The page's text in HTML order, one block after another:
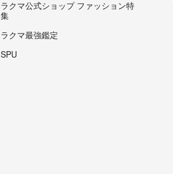
ラクマ公式ショップ ファッション特
集
ラクマ最強鑑定
SPU